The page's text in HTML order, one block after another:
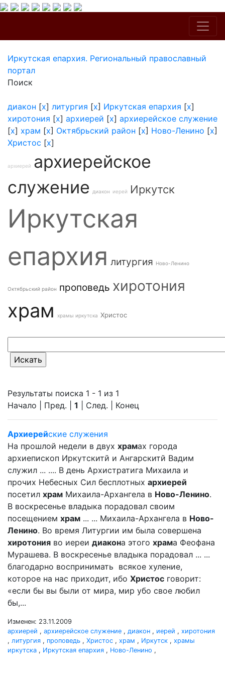
Иркутская епархия. Региональный православный
портал
Поиск
диакон [x] литургия [x] Иркутская епархия [x]
хиротония [x] архиерей [x] архиерейское служение
[x] храм [x] Октябрьский район [x] Ново-Ленино [x]
Христос [x]
архиерей архиерейское
служение
диакон иерей Иркутск
Иркутская
епархия литургия Ново-Ленино
Октябрьский район проповедь хиротония
храм храмы иркутска Христос
Результаты поиска 1 - 1 из 1
Начало | Пред. | 1 | След. | Конец
Архиерейские служения
На прошлой недели в двух храмах города
архиепископ Иркутскитй и Ангарскитй Вадим
служил ... .... В день Архистратига Михаила и
прочих Небесных Сил бесплотных архиерей
посетил храм Михаила-Архангела в Ново-Ленино.
В воскресенье владыка порадовал своим
посещением храм ... ... Михаила-Архангела в Ново-
Ленино. Во время Литургии им была совершена
хиротония во иереи диакона этого храма Феофана
Мурашева. В воскресенье владыка порадовал ... ...
благодарно воспринимать всякое хуление,
которое на нас приходит, ибо Христос говорит:
«если бы вы были от мира, мир убо свое любил
бы,...
Изменен: 23.11.2009
архиерей , архиерейское служение , диакон , иерей , хиротония
, литургия , проповедь , Христос , храм , Иркутск , храмы
иркутска , Иркутская епархия , Ново-Ленино ,